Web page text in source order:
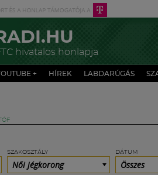
hivatalos honlapja
+ HÍREK LABDARÚGÁS
SZAKOSZTÁLY
Női jégkorong
DÁTUM
Összes